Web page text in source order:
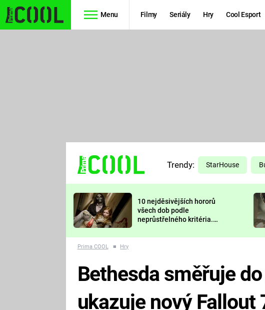
Menu Filmy Seriály Hry Cool Esport
TŘESKU
FUTURAMA
PREDÁTOR
Trendy: StarHouse
10 nejděsivějších hororů
všech dob podle
neprůstřelného kritéria.
nejvíc zvednou tep?
Prima COOL ■ Hry
Bethesda směřuje
ukazuje nový Fallout